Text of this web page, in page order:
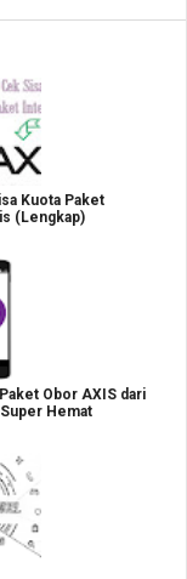
Kuota Paket
(Lengkap)
Obor AXIS dari
Hemat